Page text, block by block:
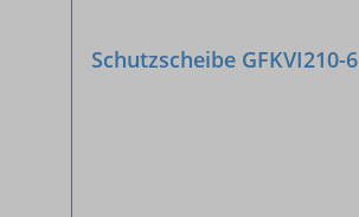
Schutzscheibe GFKVI210-6